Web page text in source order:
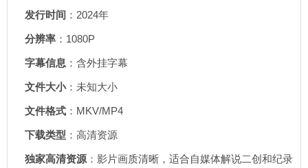
发行时间 ：2024年
分辨率 ：1080P
字幕信息 ：含外挂字幕
文件大小：未知大小
文件格式 ：MKV/MP4
下载类型 ：高清资源
独家高清资源 ：影片画质清晰，适合自媒体解说二创和纪录